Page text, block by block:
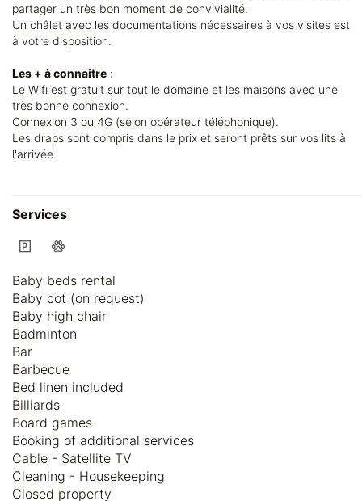
partager un très bon moment de convivialité.
Un châlet avec les documentations nécessaires à vos visites est
à votre disposition.
Les + à connaitre :
Le Wifi est gratuit sur tout le domaine et les maisons avec une
très bonne connexion.
Connexion 3 ou 4G (selon opérateur téléphonique).
Les draps sont compris dans le prix et seront prêts sur vos lits à
l'arrivée.
Services
Baby beds rental
Baby cot (on request)
Baby high chair
Badminton
Bar
Barbecue
Bed linen included
Billiards
Board games
Booking of additional services
Cable - Satellite TV
Cleaning - Housekeeping
Closed property